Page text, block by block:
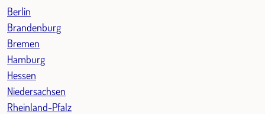
Berlin
Brandenburg
Bremen
Hamburg
Hessen
Niedersachsen
Rheinland-Pfalz